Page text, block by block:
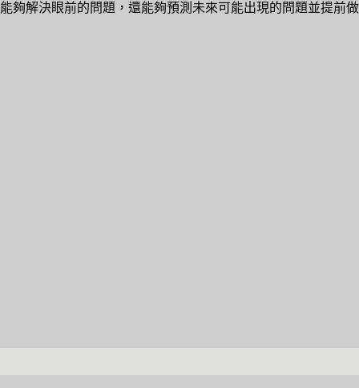
夠解決眼前的問題，還能夠預測未來可能出現的問題並提前做